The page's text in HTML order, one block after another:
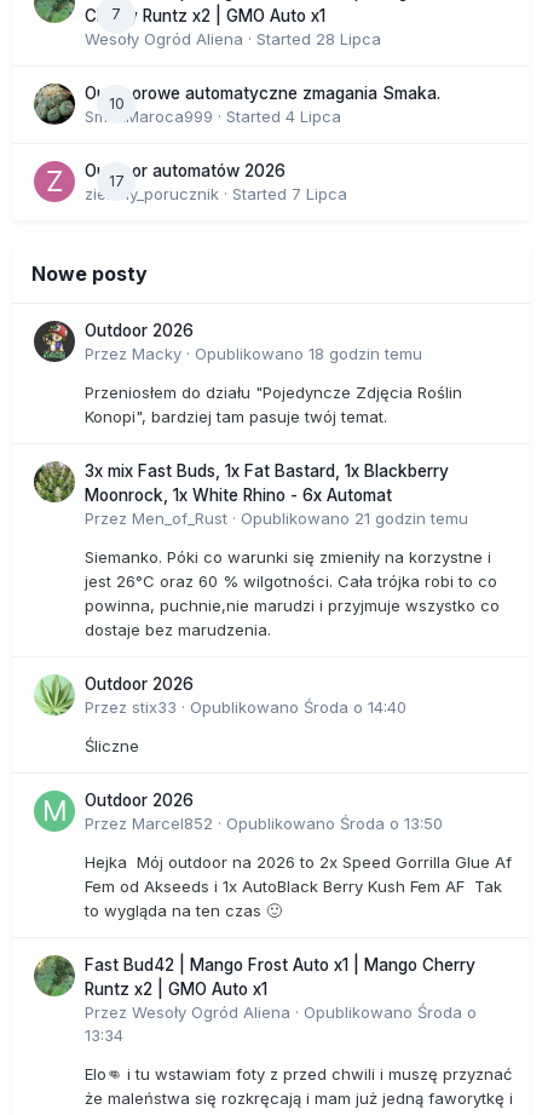
7
Cherry Runtz x2 | GMO Auto x1
Wesoły Ogród Aliena · Started 28 Lipca
10
Outdoorowe automatyczne zmagania Smaka.
SmakMaroca999 · Started 4 Lipca
17
Outdoor automatów 2026
zielony_porucznik · Started 7 Lipca
Nowe posty
Outdoor 2026
Przez Macky · Opublikowano 18 godzin temu
Przeniosłem do działu "Pojedyncze Zdjęcia Roślin
Konopi", bardziej tam pasuje twój temat.
3x mix Fast Buds, 1x Fat Bastard, 1x Blackberry
Moonrock, 1x White Rhino - 6x Automat
Przez Men_of_Rust · Opublikowano 21 godzin temu
Siemanko. Póki co warunki się zmieniły na korzystne i
jest 26°C oraz 60 % wilgotności. Cała trójka robi to co
powinna, puchnie,nie marudzi i przyjmuje wszystko co
dostaje bez marudzenia.
Outdoor 2026
Przez stix33 · Opublikowano Środa o 14:40
Śliczne
Outdoor 2026
Przez Marcel852 · Opublikowano Środa o 13:50
Hejka Mój outdoor na 2026 to 2x Speed Gorrilla Glue Af
Fem od Akseeds i 1x AutoBlack Berry Kush Fem AF Tak
to wygląda na ten czas 🙂
Fast Bud42 | Mango Frost Auto x1 | Mango Cherry
Runtz x2 | GMO Auto x1
Przez Wesoły Ogród Aliena · Opublikowano Środa o
13:34
Elo👊 i tu wstawiam foty z przed chwili i muszę przyznać
że maleństwa się rozkręcają i mam już jedną faworytkę i